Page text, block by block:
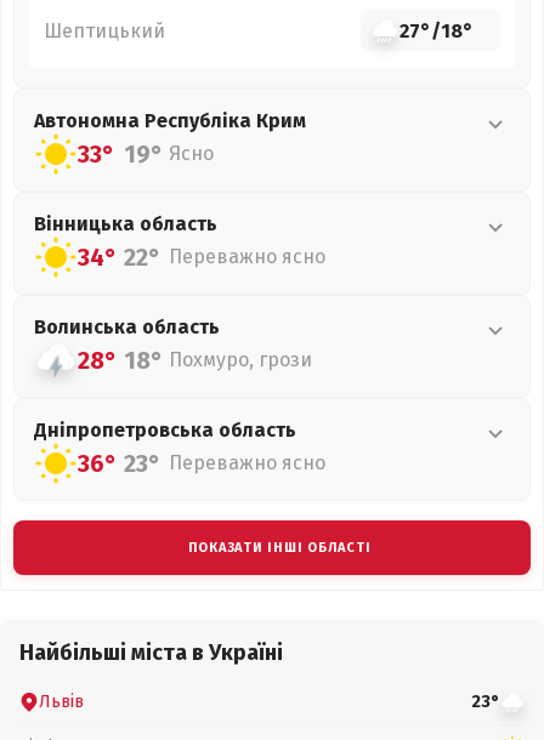
Шептицький 27°/18°
Автономна Республіка Крим
33° 19° Ясно
Вінницька область
34° 22° Переважно ясно
Волинська область
28° 18° Похмуро, грози
Дніпропетровська область
36° 23° Переважно ясно
ПОКАЗАТИ ІНШІ ОБЛАСТІ
Найбільші міста в Україні
Львів 23°